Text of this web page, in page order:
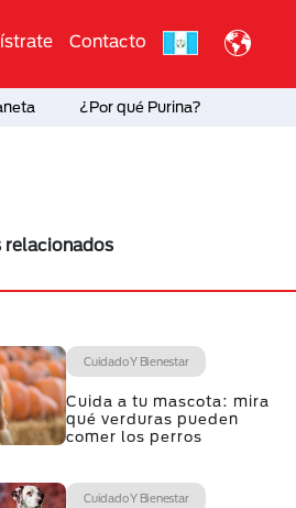
Contacto
¿Por qué Purina?
relacionados
Cuidado Y Bienestar
Cuida a tu mascota: mira
qué verduras pueden
comer los perros
Cuidado Y Bienestar